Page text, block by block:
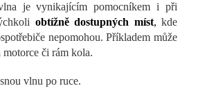
je vynikajícím pomocníkem i při
obtížně dostupných míst, kde
nepomohou. Příkladem může
či rám kola.
vlnu po ruce.